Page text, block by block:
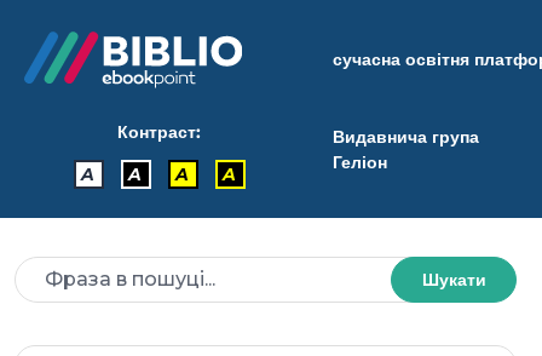
сучасна освітня
Контраст:
A
A A A
Видавнича група
Геліон
Шукати